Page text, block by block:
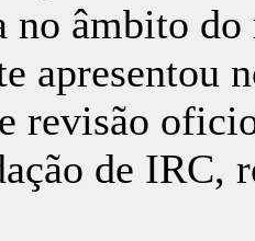
no âmbito
apresentou
revisão
de IRC,